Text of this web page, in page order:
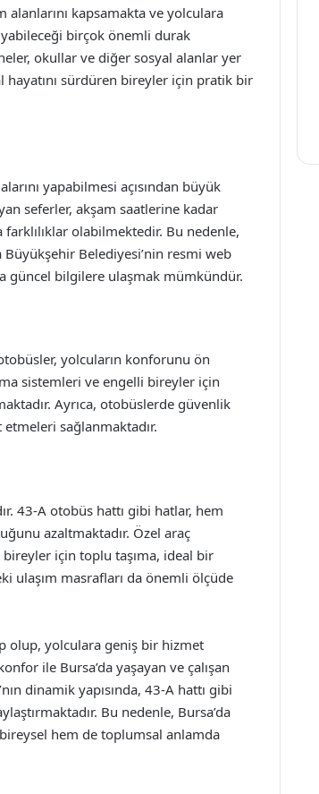
alanlarını kapsamakta ve yolculara
birçok önemli durak
okullar ve diğer sosyal alanlar yer
hayatını sürdüren bireyler için pratik bir
yapabilmesi açısından büyük
seferler, akşam saatlerine kadar
olabilmektedir. Bu nedenle,
Belediyesi’nin resmi web
güncel bilgilere ulaşmak mümkündür.
yolcuların konforunu ön
sistemleri ve engelli bireyler için
Ayrıca, otobüslerde güvenlik
sağlanmaktadır.
43-A otobüs hattı gibi hatlar, hem
azaltmaktadır. Özel araç
için toplu taşıma, ideal bir
ulaşım masrafları da önemli ölçüde
olup, yolculara geniş bir hizmet
ile Bursa’da yaşayan ve çalışan
dinamik yapısında, 43-A hattı gibi
Bu nedenle, Bursa’da
hem de toplumsal anlamda